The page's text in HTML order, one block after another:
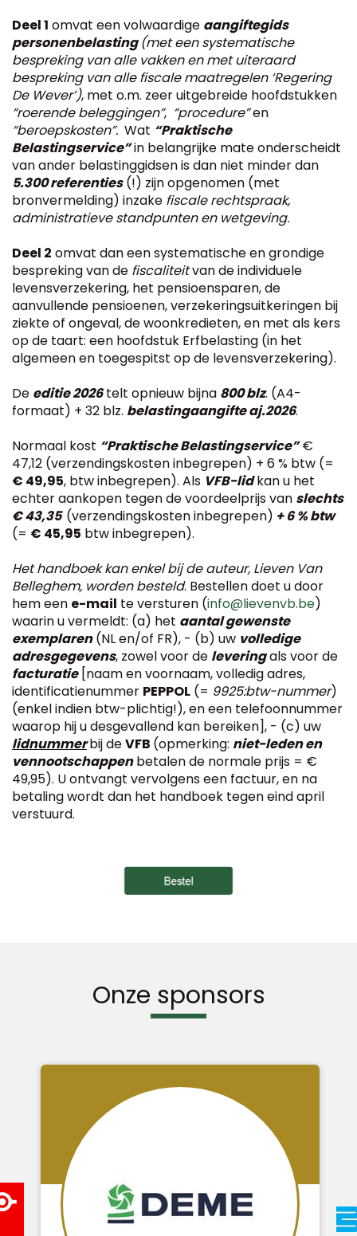
Deel 1 omvat een volwaardige aangiftegids
personenbelasting(met een systematische
bespreking van alle vakken en met uiteraard
bespreking van alle fiscale maatregelen ‘Regering
De Wever’), met o.m. zeer uitgebreide hoofdstukken
“roerende beleggingen”, “procedure”en
“beroepskosten”. Wat “Praktische
Belastingservice”in belangrijke mate onderscheidt
van ander belastinggidsen is dan niet minder dan
5.300 referenties(!) zijn opgenomen (met
bronvermelding) inzake fiscale rechtspraak,
administratieve standpunten en wetgeving.
Deel 2 omvat dan een systematische en grondige
bespreking van de fiscaliteitvan de individuele
levensverzekering, het pensioensparen, de
aanvullende pensioenen, verzekeringsuitkeringen bij
ziekte of ongeval, de woonkredieten, en met als kers
op de taart: een hoofdstuk Erfbelasting (in het
algemeen en toegespitst op de levensverzekering).
De editie 2026telt opnieuw bijna 800 blz. (A4-
formaat) + 32 blz. belastingaangifte aj.2026.
Normaal kost “Praktische Belastingservice”€
47,12 (verzendingskosten inbegrepen) + 6 % btw (=
€ 49,95, btw inbegrepen). Als VFB-lidkan u het
echter aankopen tegen de voordeelprijs van slechts
€ 43,35 (verzendingskosten inbegrepen) + 6 % btw
(= € 45,95 btw inbegrepen).
Het handboek kan enkel bij de auteur, Lieven Van
Belleghem, worden besteld. Bestellen doet u door
hem een e-mail te versturen (info@lievenvb.be)
waarin u vermeldt: (a) het aantal gewenste
exemplaren(NL en/of FR), - (b) uw volledige
adresgegevens, zowel voor de leveringals voor de
facturatie[naam en voornaam, volledig adres,
identificatienummer PEPPOL (= 9925:btw-nummer)
(enkel indien btw-plichtig!), en een telefoonnummer
waarop hij u desgevallend kan bereiken], - (c) uw
lidnummerbij deVFB (opmerking: niet-leden en
vennootschappenbetalen de normale prijs = €
49,95). U ontvangt vervolgens een factuur, en na
betaling wordt dan het handboek tegen eind april
verstuurd.
Onze sponsors